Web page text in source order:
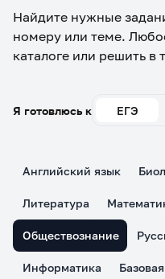
Найдите нужные
номеру или теме.
каталоге или решить в
Я готовлюсь к ЕГЭ
Английский язык
Литература
Обществознание
Информатика